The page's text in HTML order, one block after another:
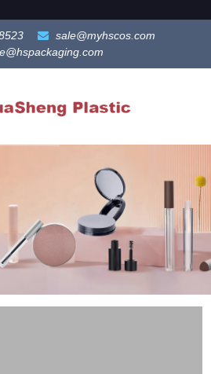
sale@myhscos.com